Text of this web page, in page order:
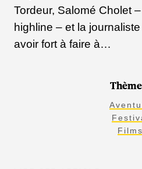
Tordeur, Salomé Cholet
highline – et la
avoir fort à faire à…
Films